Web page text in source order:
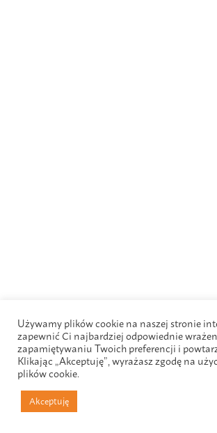
Używamy plików cookie na naszej stronie
zapewnić Ci najbardziej odpowiednie
zapamiętywaniu Twoich preferencji i
Klikając „Akceptuję”, wyrażasz zgodę na
plików cookie.
Akceptuję